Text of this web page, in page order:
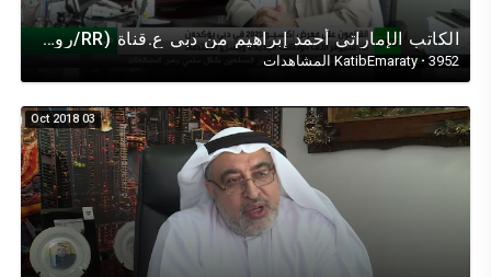
الكاتب الإماراتي أحمد إبراهيم من دبي ع.قناة (RR/روسيا اليوم) في حواراقتصادي عن أبعاد وآفاق إكسبو2020
KatibEmaraty · 3952 المشاهدات
03 Oct 2018